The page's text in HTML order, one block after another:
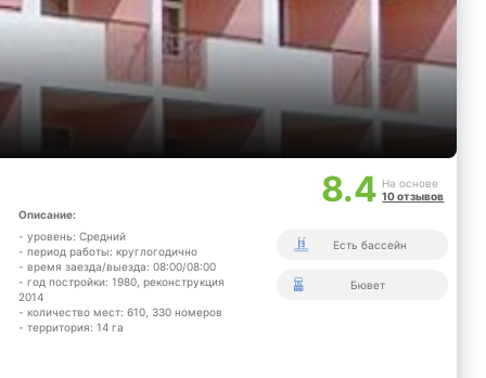
8.4 На основе
10 отзывов
Описание:
- уровень: Средний
- период работы: круглогодично
- время заезда/выезда: 08:00/08:00
- год постройки: 1980, реконструкция
2014
- количество мест: 610, 330 номеров
- территория: 14 га
Есть бассейн
Бювет